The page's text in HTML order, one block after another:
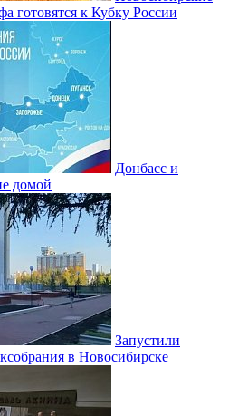
готовятся к Кубку России
Донбасс и
домой
Запустили
в Новосибирске